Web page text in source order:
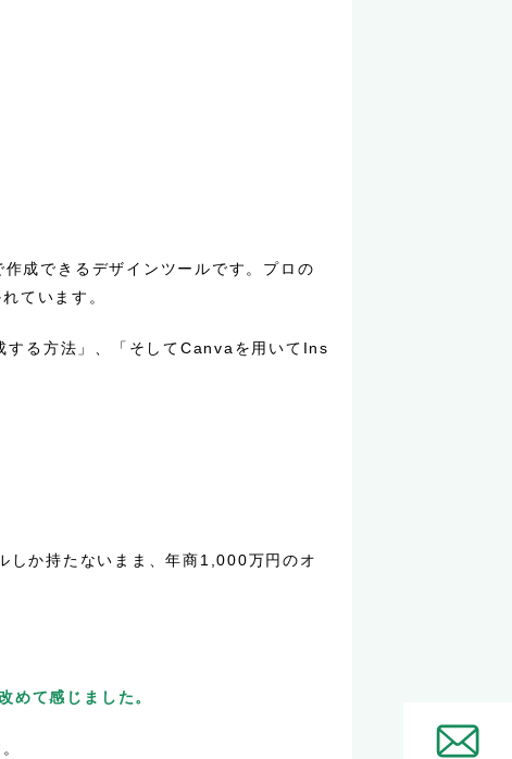
成できるデザインツールです。プロの
ています。
する方法」、「そしてCanvaを用いてIns
か持たないまま、年商1,000万円のオ
めて感じました。